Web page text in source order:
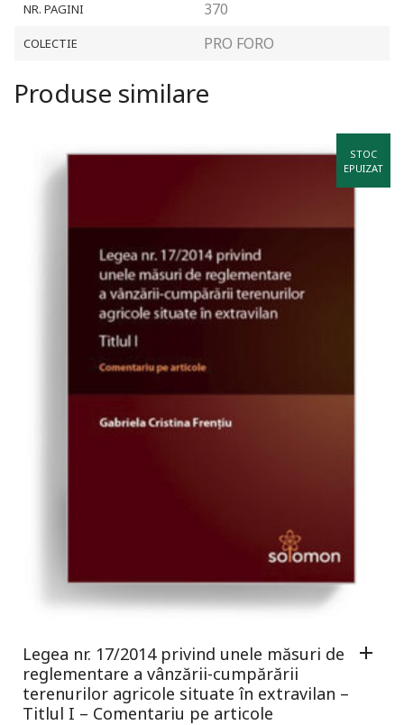
NR. PAGINI 370
COLECTIE PRO FORO
Produse similare
STOC
EPUIZAT
Legea nr. 17/2014 privind unele măsuri de
reglementare a vânzării-cumpărării
terenurilor agricole situate în extravilan –
Titlul I – Comentariu pe articole